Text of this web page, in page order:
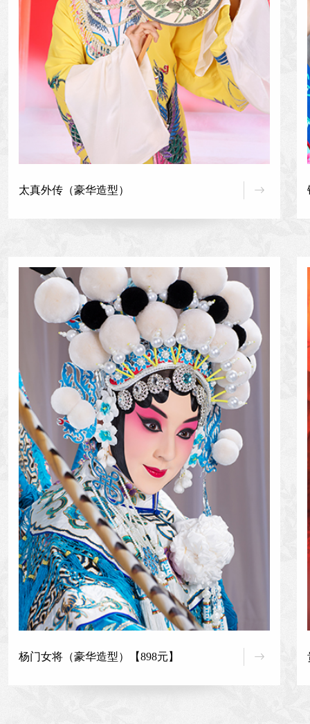
太真外传（豪华造型）
杨门女将（豪华造型）【898元】